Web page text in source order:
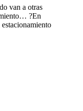
van a otras
?En